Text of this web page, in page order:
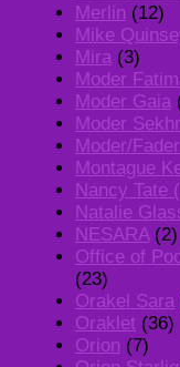
Merlin (12)
Mike
Mira (3)
Moder
Moder Gaia
Moder
Moder/
Montague
Nancy Tate
Natalie
NESARA(2)
Office of
(23)
Orakel Sara
Oraklet (36)
Orion (7)